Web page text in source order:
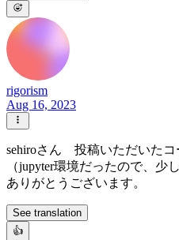
rigorism
Aug 16, 2023
sehiroさん 投稿いただいたコ
（jupyter環境だったので、少
ありがとうございます。
See translation
👍